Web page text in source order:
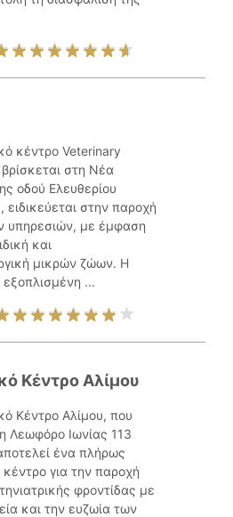
κέντρο Veterinary
στη Νέα
οδού Ελευθερίου
ειδικεύεται στην παροχή
υπηρεσιών, με έμφαση
και
μικρών ζώων. Η
εξοπλισμένη ...
Κέντρο Αλίμου
Κέντρο Αλίμου, που
Λεωφόρο Ιωνίας 113
ένα πλήρως
για την παροχή
φροντίδας με
και την ευζωία των